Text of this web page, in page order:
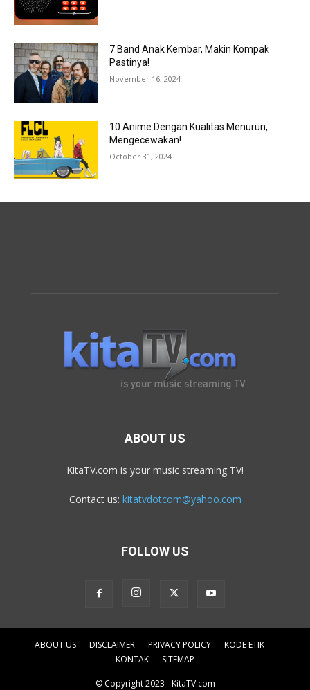
7 Band Anak Kembar, Makin Kompak
Pastinya!
November 16, 2024
10 Anime Dengan Kualitas Menurun,
Mengecewakan!
October 31, 2024
ABOUT US
KitaTV.com is your music streaming TV!
Contact us: kitatvdotcom@yahoo.com
FOLLOW US
ABOUT US DISCLAIMER PRIVACY POLICY
KODE ETIK
KONTAK
SITEMAP
© Copyright 2023 - KitaTV.com